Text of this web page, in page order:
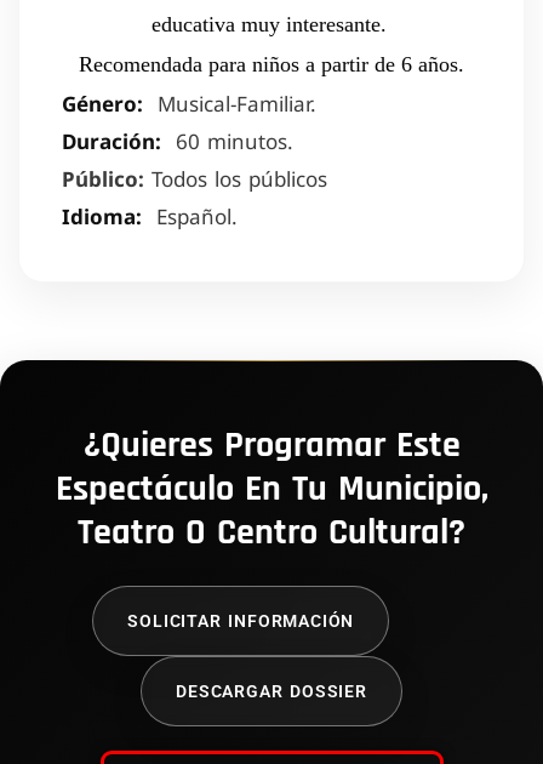
educativa muy interesante.
Recomendada para niños a partir de 6 años.
Género:
Musical-Familiar.
Duración:
60 minutos.
Público: Todos los públicos
Idioma:
Español.
¿Quieres Programar Este
Espectáculo En Tu Municipio,
Teatro O Centro Cultural?
SOLICITAR INFORMACIÓN
DESCARGAR DOSSIER